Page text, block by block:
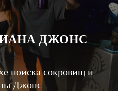
ДЖОНС
поиска сокровищ и
Джонс